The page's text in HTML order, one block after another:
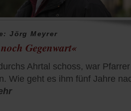
Jörg Meyrer
Gegenwart«
Ahrtal schoss, war Pfarrer
Wie geht es ihm fünf Jahre